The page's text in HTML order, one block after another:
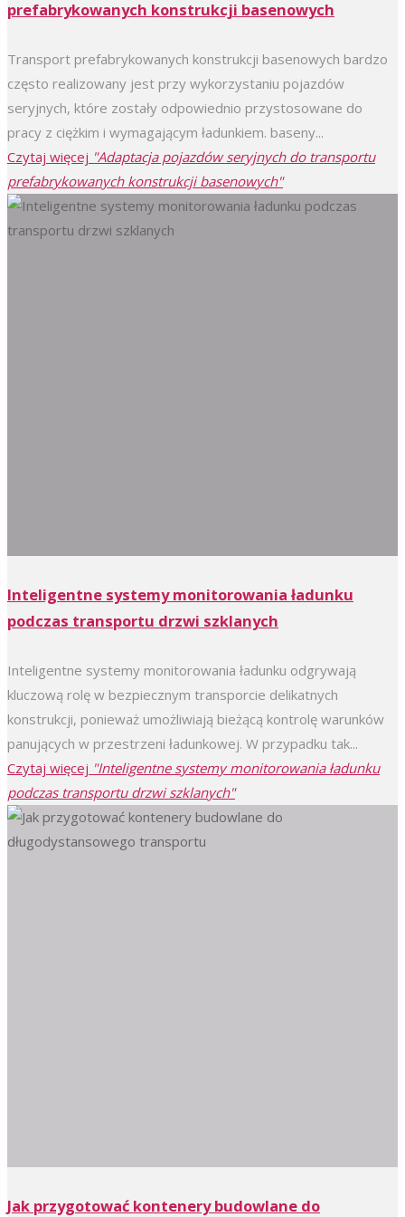
prefabrykowanych konstrukcji basenowych
Transport prefabrykowanych konstrukcji basenowych bardzo
często realizowany jest przy wykorzystaniu pojazdów
seryjnych, które zostały odpowiednio przystosowane do
pracy z ciężkim i wymagającym ładunkiem. baseny...
Czytaj więcej "Adaptacja pojazdów seryjnych do transportu
prefabrykowanych konstrukcji basenowych"
Inteligentne systemy monitorowania ładunku
podczas transportu drzwi szklanych
Inteligentne systemy monitorowania ładunku odgrywają
kluczową rolę w bezpiecznym transporcie delikatnych
konstrukcji, ponieważ umożliwiają bieżącą kontrolę warunków
panujących w przestrzeni ładunkowej. W przypadku tak...
Czytaj więcej "Inteligentne systemy monitorowania ładunku
podczas transportu drzwi szklanych"
Jak przygotować kontenery budowlane do